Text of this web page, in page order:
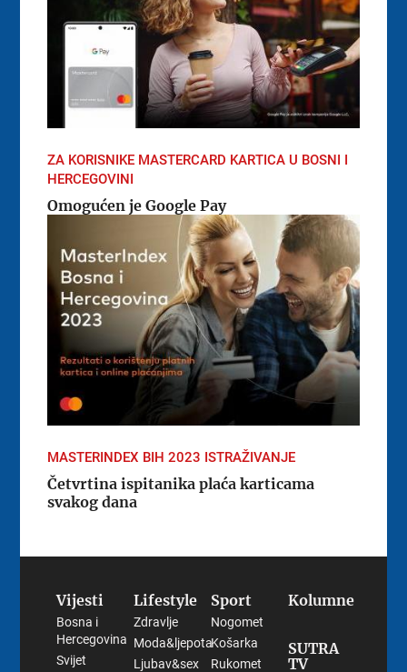
ZA KORISNIKE MASTERCARD KARTICA U BOSNI I
HERCEGOVINI
Omogućen je Google Pay
MASTERINDEX BIH 2023 ISTRAŽIVANJE
Četvrtina ispitanika plaća karticama
svakog dana
Vijesti
Bosna i
Hercegovina
Svijet
Lifestyle
Zdravlje
Moda&ljepota
Ljubav&sex
Sport
Nogomet
Košarka
Rukomet
Kolumne
SUTRA
TV